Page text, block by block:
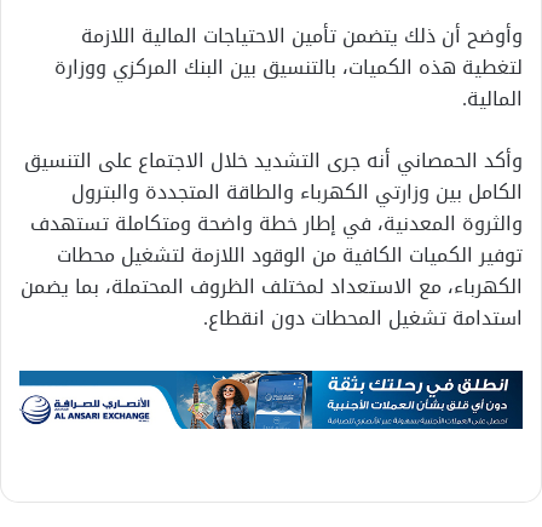
وأوضح أن ذلك يتضمن تأمين الاحتياجات المالية اللازمة
لتغطية هذه الكميات، بالتنسيق بين البنك المركزي ووزارة
المالية.
وأكد الحمصاني أنه جرى التشديد خلال الاجتماع على التنسيق
الكامل بين وزارتي الكهرباء والطاقة المتجددة والبترول
والثروة المعدنية، في إطار خطة واضحة ومتكاملة تستهدف
توفير الكميات الكافية من الوقود اللازمة لتشغيل محطات
الكهرباء، مع الاستعداد لمختلف الظروف المحتملة، بما يضمن
استدامة تشغيل المحطات دون انقطاع.